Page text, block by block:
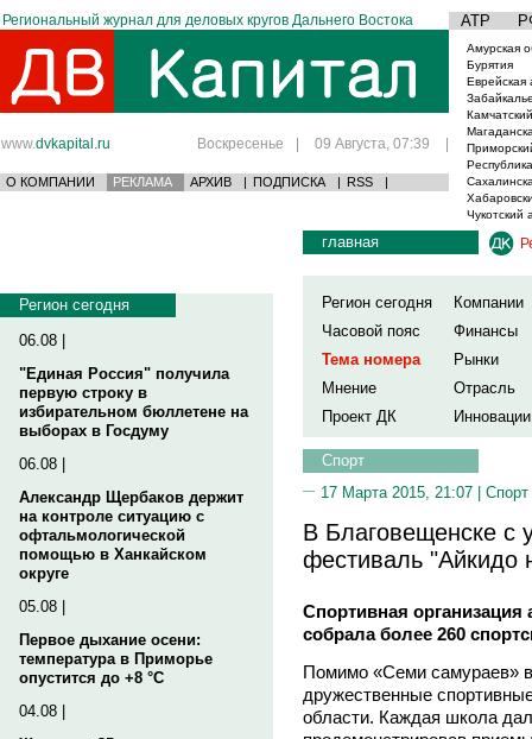
Региональный журнал для деловых кругов Дальнего Востока АТР
www.dvkapital.ru Воскресенье | 09 Августа, 07:39 |
О КОМПАНИИ РЕКЛАМА АРХИВ | ПОДПИСКА | RSS |
Амурская
Бурятия
Еврейская
Чукотский
Регион сегодня
06.08 |
"Единая Россия" получила
первую строку в
избирательном бюллетене на
выборах в Госдуму
06.08 |
Александр Щербаков держит
на контроле ситуацию с
офтальмологической
помощью в Ханкайском
округе
05.08 |
Первое дыхание осени:
температура в Приморье
опустится до +8 °C
04.08 |
главная
Регион сегодня
Компании
Часовой пояс
Финансы
Тема номера
Рынки
Мнение
Отрасль
Проект ДК
Инновации
Спорт
17 Марта 2015, 21:07 | Спорт
В Благовещенске с
фестиваль "Айкидо
Спортивная
собрала более 260
Помимо «Семи самураев»
дружественные
области. Каждая школа